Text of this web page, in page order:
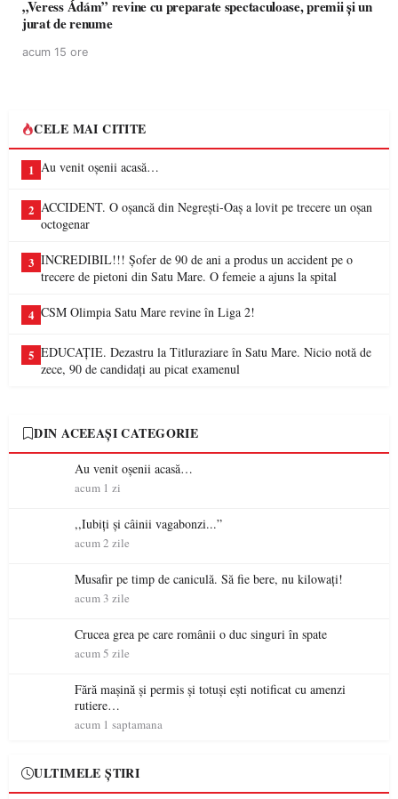
„Veress Ádám” revine cu preparate spectaculoase, premii și un
jurat de renume
acum 15 ore
CELE MAI CITITE
1 Au venit oșenii acasă…
2 ACCIDENT. O oșancă din Negrești-Oaș a lovit pe trecere un oșan
octogenar
3 INCREDIBIL!!! Șofer de 90 de ani a produs un accident pe o
trecere de pietoni din Satu Mare. O femeie a ajuns la spital
4 CSM Olimpia Satu Mare revine în Liga 2!
5 EDUCAȚIE. Dezastru la Titluraziare în Satu Mare. Nicio notă de
zece, 90 de candidați au picat examenul
DIN ACEEAȘI CATEGORIE
Au venit oșenii acasă…
acum 1 zi
,,Iubiți și câinii vagabonzi...”
acum 2 zile
Musafir pe timp de caniculă. Să fie bere, nu kilowați!
acum 3 zile
Crucea grea pe care românii o duc singuri în spate
acum 5 zile
Fără mașină și permis și totuși ești notificat cu amenzi
rutiere…
acum 1 saptamana
ULTIMELE ȘTIRI